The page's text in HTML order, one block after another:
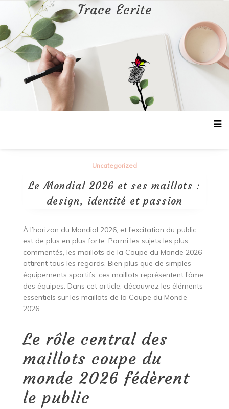
contenu
Trace Ecrite
Uncategorized
Le Mondial 2026 et ses maillots :
design, identité et passion
À l’horizon du Mondial 2026, et l’excitation du public
est de plus en plus forte. Parmi les sujets les plus
commentés, les maillots de la Coupe du Monde 2026
attirent tous les regards. Bien plus que de simples
équipements sportifs, ces maillots représentent l’âme
des équipes. Dans cet article, découvrez les éléments
essentiels sur les maillots de la Coupe du Monde
2026.
Le rôle central des
maillots coupe du
monde 2026 fédèrent
le public